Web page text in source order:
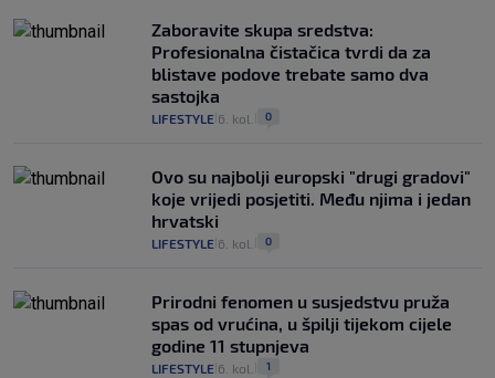
Zaboravite skupa sredstva:
Profesionalna čistačica tvrdi da za
blistave podove trebate samo dva
sastojka
LIFESTYLE 6. kol. 0
Ovo su najbolji europski "drugi gradovi"
koje vrijedi posjetiti. Među njima i jedan
hrvatski
LIFESTYLE 6. kol. 0
Prirodni fenomen u susjedstvu pruža
spas od vrućina, u špilji tijekom cijele
godine 11 stupnjeva
LIFESTYLE 6. kol. 1